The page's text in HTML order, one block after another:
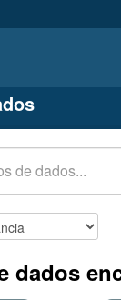
dados